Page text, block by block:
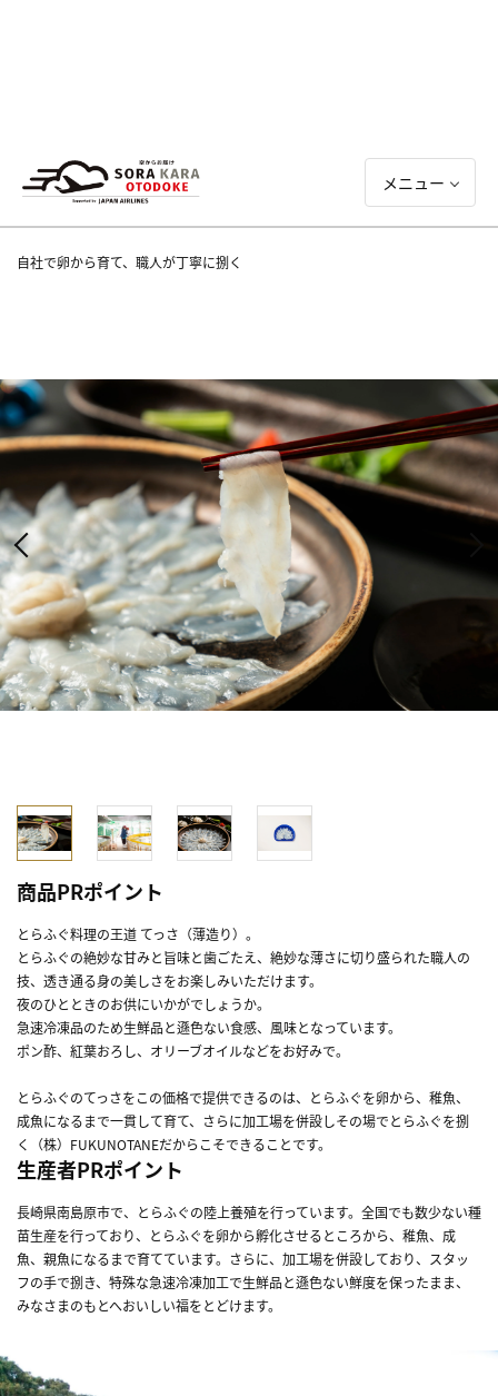
メニュー
自社で卵から育て、職人が丁寧に捌く
商品PRポイント
とらふぐ料理の王道 てっさ（薄造り）。
とらふぐの絶妙な甘みと旨味と歯ごたえ、絶妙な薄さに切り盛られた職人の
技、透き通る身の美しさをお楽しみいただけます。
夜のひとときのお供にいかがでしょうか。
急速冷凍品のため生鮮品と遜色ない食感、風味となっています。
ポン酢、紅葉おろし、オリーブオイルなどをお好みで。
とらふぐのてっさをこの価格で提供できるのは、とらふぐを卵から、稚魚、
成魚になるまで一貫して育て、さらに加工場を併設しその場でとらふぐを捌
く（株）FUKUNOTANEだからこそできることです。
生産者PRポイント
長崎県南島原市で、とらふぐの陸上養殖を行っています。全国でも数少ない種
苗生産を行っており、とらふぐを卵から孵化させるところから、稚魚、成
魚、親魚になるまで育てています。さらに、加工場を併設しており、スタッ
フの手で捌き、特殊な急速冷凍加工で生鮮品と遜色ない鮮度を保ったまま、
みなさまのもとへおいしい福をとどけます。